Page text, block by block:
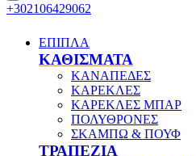
+302106429062
ΕΠΙΠΛΑ
ΚΑΘΙΣΜΑΤΑ
ΚΑΝΑΠΕΔΕΣ
ΚΑΡΕΚΛΕΣ
ΚΑΡΕΚΛΕΣ ΜΠΑΡ
ΠΟΛΥΘΡΟΝΕΣ
ΣΚΑΜΠΩ & ΠΟΥΦ
ΤΡΑΠΕΖΙΑ